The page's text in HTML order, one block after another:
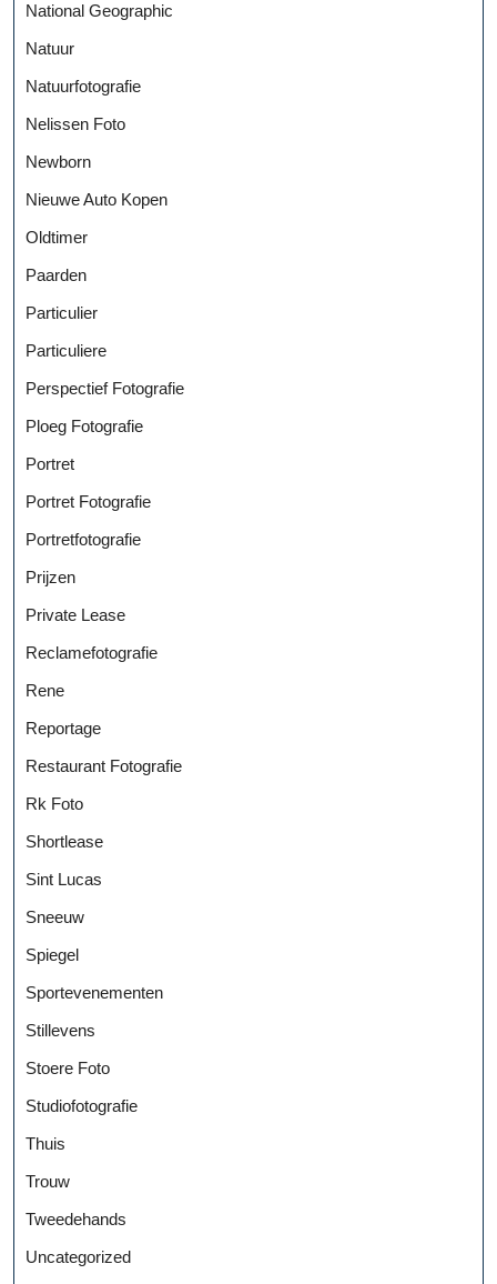
National Geographic
Natuur
Natuurfotografie
Nelissen Foto
Newborn
Nieuwe Auto Kopen
Oldtimer
Paarden
Particulier
Particuliere
Perspectief Fotografie
Ploeg Fotografie
Portret
Portret Fotografie
Portretfotografie
Prijzen
Private Lease
Reclamefotografie
Rene
Reportage
Restaurant Fotografie
Rk Foto
Shortlease
Sint Lucas
Sneeuw
Spiegel
Sportevenementen
Stillevens
Stoere Foto
Studiofotografie
Thuis
Trouw
Tweedehands
Uncategorized